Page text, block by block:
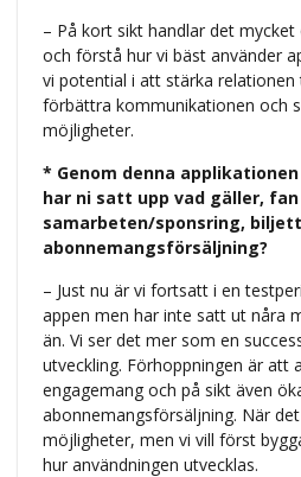
– På kort sikt handlar det
och förstå hur vi bäst använder
vi potential i att stärka relationen
förbättra kommunikationen och
möjligheter.
* Genom denna
har ni satt upp vad gäller,
samarbeten/sponsring,
abonnemangsförsäljning?
– Just nu är vi fortsatt i en
appen men har inte satt ut nåra
än. Vi ser det mer som en
utveckling. Förhoppningen är att
engagemang och på sikt även
abonnemangsförsäljning. När
möjligheter, men vi vill först
hur användningen utvecklas.